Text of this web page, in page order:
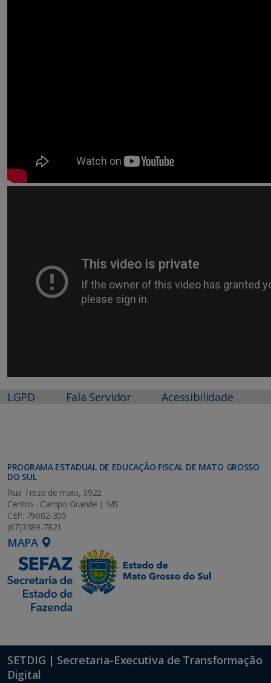
LGPD Fala Servidor Acessibilidade
PROGRAMA ESTADUAL DE EDUCAÇÃO FISCAL DE MATO GROSSO
DO SUL
Rua Treze de maio, 3922
Centro - Campo Grande | MS
CEP: 79002-355
(67)3389-7821
MAPA
SETDIG | Secretaria-Executiva de Transformação
Digital